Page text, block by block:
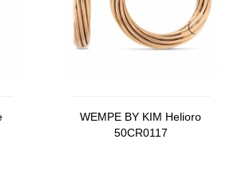
WEMPE BY KIM Helioro
50CR0117